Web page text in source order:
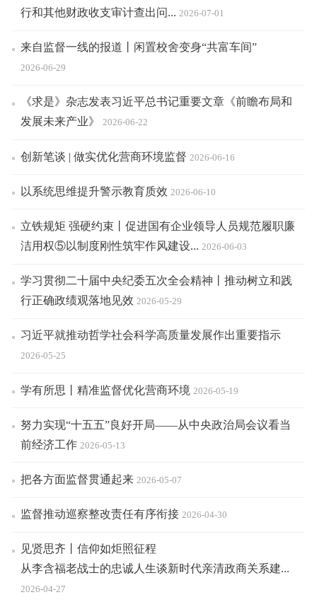
行和其他财政收支审计查出问... 2026-07-01
来自监督一线的报道丨闲置校舍变身“共富车间”
2026-06-29
《求是》杂志发表习近平总书记重要文章《前瞻布局和
发展未来产业》
2026-06-22
创新笔谈 | 做实优化营商环境监督 2026-06-16
以系统思维提升警示教育质效 2026-06-10
立铁规矩 强硬约束丨促进国有企业领导人员规范履职廉
洁用权⑤以制度刚性筑牢作风建设... 2026-06-03
学习贯彻二十届中央纪委五次全会精神丨推动树立和践
行正确政绩观落地见效 2026-05-29
习近平就推动哲学社会科学高质量发展作出重要指示
2026-05-25
学有所思丨精准监督优化营商环境 2026-05-19
努力实现“十五五”良好开局——从中央政治局会议看当
前经济工作 2026-05-13
把各方面监督贯通起来 2026-05-07
监督推动巡察整改责任有序衔接 2026-04-30
见贤思齐丨信仰如炬照征程
从李含福老战士的忠诚人生谈新时代亲清政商关系建...
2026-04-27